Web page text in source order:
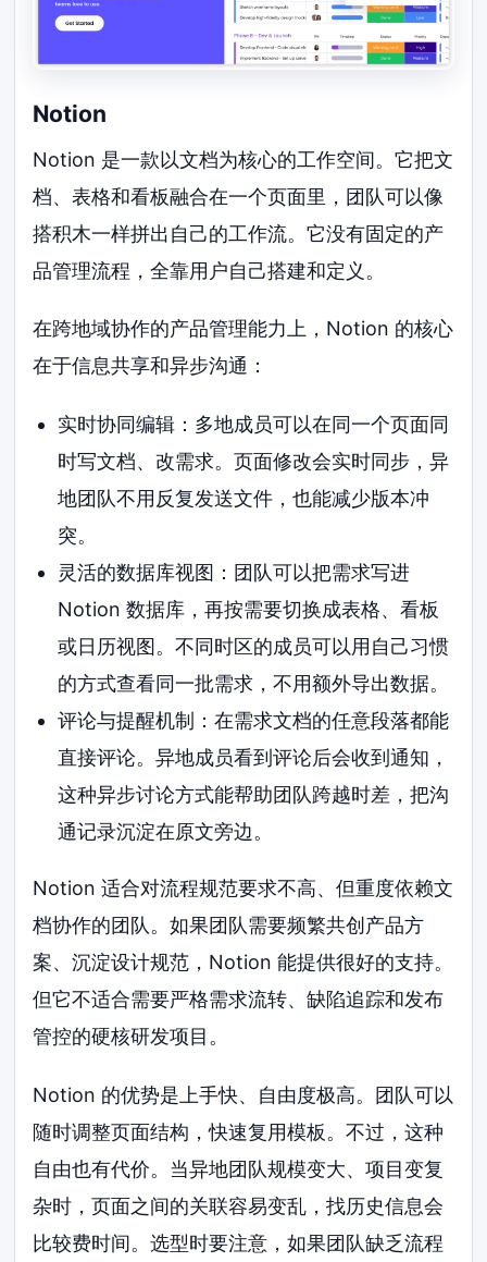
Notion
Notion 是一款以文档为核心的工作空间。它把文
档、表格和看板融合在一个页面里，团队可以像
搭积木一样拼出自己的工作流。它没有固定的产
品管理流程，全靠用户自己搭建和定义。
在跨地域协作的产品管理能力上，Notion 的核心
在于信息共享和异步沟通：
实时协同编辑：多地成员可以在同一个页面同
时写文档、改需求。页面修改会实时同步，异
地团队不用反复发送文件，也能减少版本冲
突。
灵活的数据库视图：团队可以把需求写进
Notion 数据库，再按需要切换成表格、看板
或日历视图。不同时区的成员可以用自己习惯
的方式查看同一批需求，不用额外导出数据。
评论与提醒机制：在需求文档的任意段落都能
直接评论。异地成员看到评论后会收到通知，
这种异步讨论方式能帮助团队跨越时差，把沟
通记录沉淀在原文旁边。
Notion 适合对流程规范要求不高、但重度依赖文
档协作的团队。如果团队需要频繁共创产品方
案、沉淀设计规范，Notion 能提供很好的支持。
但它不适合需要严格需求流转、缺陷追踪和发布
管控的硬核研发项目。
Notion 的优势是上手快、自由度极高。团队可以
随时调整页面结构，快速复用模板。不过，这种
自由也有代价。当异地团队规模变大、项目变复
杂时，页面之间的关联容易变乱，找历史信息会
比较费时间。选型时要注意，如果团队缺乏流程